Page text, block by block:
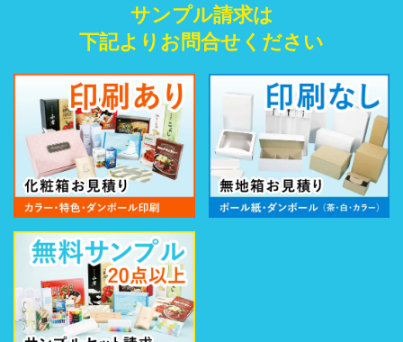
サンプル請求は
下記よりお問合せください